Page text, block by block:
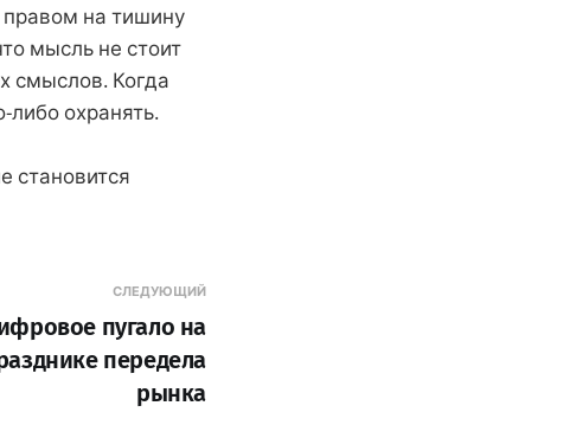
правом на тишину
мысль не стоит
смыслов. Когда
либо охранять.
становится
СЛЕДУЮЩИЙ
пугало на
передела
рынка